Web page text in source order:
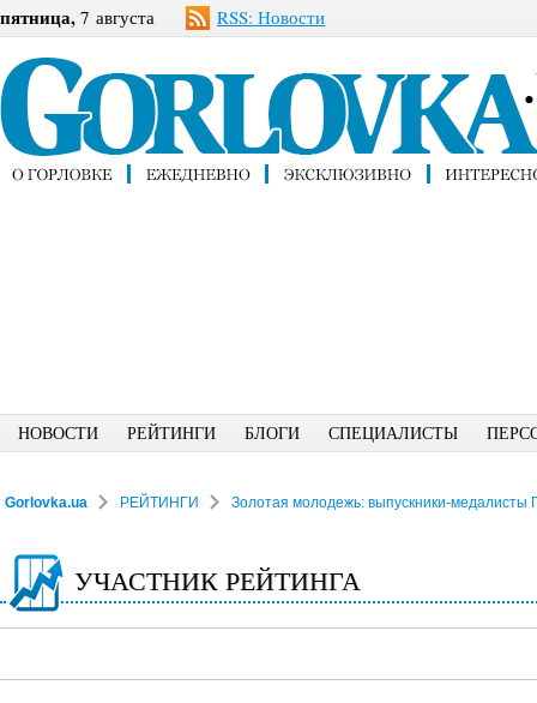
пятница, 7 августа RSS: Новости
НОВОСТИ РЕЙТИНГИ БЛОГИ СПЕЦИАЛИСТЫ
Gorlovka.ua РЕЙТИНГИ Золотая молодежь: выпускники-медалисты
УЧАСТНИК РЕЙТИНГА